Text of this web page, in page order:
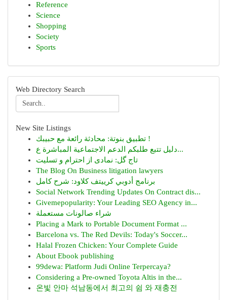
Reference
Science
Shopping
Society
Sports
Web Directory Search
New Site Listings
تطبيق بنوتة: محادثة رائعة مع حبيبك !
دليل تتبع طلبكم الدعم الاجتماعية المباشرة ع...
تاج گل: نمادی از احترام و تسلیت
The Blog On Business litigation lawyers
برنامج أدوبي كرييتف كلاود: شرح كامل
Social Network Trending Updates On Contract dis...
Givemepopularity: Your Leading SEO Agency in...
شراء صالونات مستعملة
Placing a Mark to Portable Document Format ...
Barcelona vs. The Red Devils: Today's Soccer...
Halal Frozen Chicken: Your Complete Guide
About Ebook publishing
99dewa: Platform Judi Online Terpercaya?
Considering a Pre-owned Toyota Altis in the...
온빛 안마 석남동에서 최고의 쉼 와 재충전